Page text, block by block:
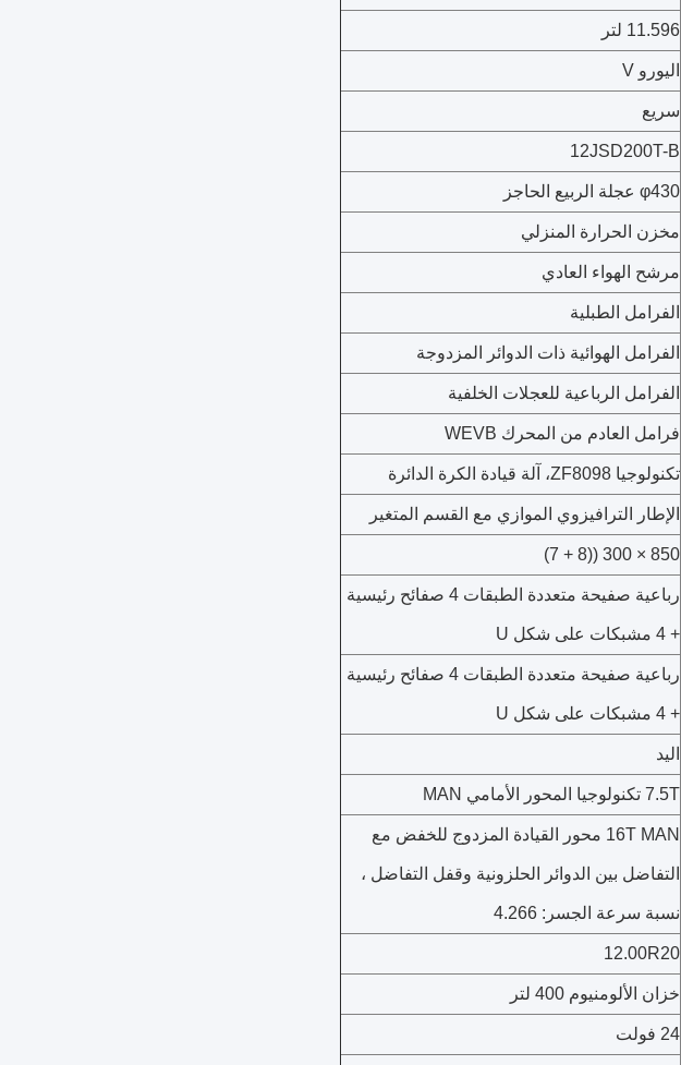
11.596 لتر
اليورو V
سريع
12JSD200T-B
φ430 عجلة الربيع الحاجز
مخزن الحرارة المنزلي
مرشح الهواء العادي
الفرامل الطبلية
الفرامل الهوائية ذات الدوائر المزدوجة
الفرامل الرباعية للعجلات الخلفية
فرامل العادم من المحرك WEVB
تكنولوجيا ZF8098، آلة قيادة الكرة الدائرة
الإطار الترافيزوي الموازي مع القسم المتغير
850 × 300 ((8 + 7)
رباعية صفيحة متعددة الطبقات 4 صفائح رئيسية
+ 4 مشبكات على شكل U
رباعية صفيحة متعددة الطبقات 4 صفائح رئيسية
+ 4 مشبكات على شكل U
اليد
7.5T تكنولوجيا المحور الأمامي MAN
16T MAN محور القيادة المزدوج للخفض مع
التفاضل بين الدوائر الحلزونية وقفل التفاضل ،
نسبة سرعة الجسر: 4.266
12.00R20
خزان الألومنيوم 400 لتر
24 فولت